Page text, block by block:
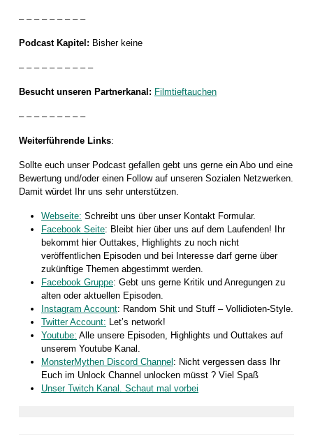
– – – – – – – – –
Podcast Kapitel: Bisher keine
– – – – – – – – – –
Besucht unseren Partnerkanal: Filmtieftauchen
– – – – – – – – –
Weiterführende Links:
Sollte euch unser Podcast gefallen gebt uns gerne ein Abo und eine
Bewertung und/oder einen Follow auf unseren Sozialen Netzwerken.
Damit würdet Ihr uns sehr unterstützen.
Webseite: Schreibt uns über unser Kontakt Formular.
Facebook Seite: Bleibt hier über uns auf dem Laufenden! Ihr
bekommt hier Outtakes, Highlights zu noch nicht
veröffentlichen Episoden und bei Interesse darf gerne über
zukünftige Themen abgestimmt werden.
Facebook Gruppe: Gebt uns gerne Kritik und Anregungen zu
alten oder aktuellen Episoden.
Instagram Account: Random Shit und Stuff – Vollidioten-Style.
Twitter Account: Let’s network!
Youtube: Alle unsere Episoden, Highlights und Outtakes auf
unserem Youtube Kanal.
MonsterMythen Discord Channel : Nicht vergessen dass Ihr
Euch im Unlock Channel unlocken müsst ? Viel Spaß
Unser Twitch Kanal. Schaut mal vorbei